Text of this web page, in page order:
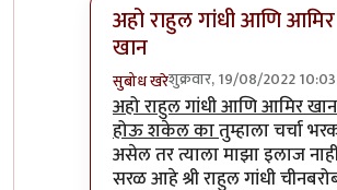
अहो राहुल गांधी आणि आमिर
खान
सुबोध खरेशुक्रवार, 19/08/2022 10:03
In reply toआमचं सोडा डॉक्टर
अहो राहुल गांधी आणि आमिर
होऊ शकेल कातुम्हाला चर्चा
असेल तर त्याला माझा इलाज
सरळ आहे श्री राहुल गांधी